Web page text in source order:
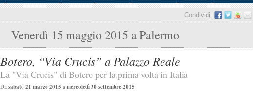
Condividi:
Venerdì 15 maggio 2015 a Palermo
Botero, “Via Crucis” a Palazzo Reale
La "Via Crucis" di Botero per la prima volta in Italia
Da sabato 21 marzo 2015 a mercoledì 30 settembre 2015